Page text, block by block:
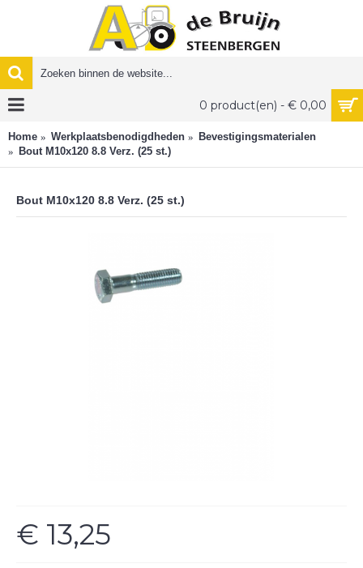
0 product(en) - € 0,00
Home Werkplaatsbenodigdheden
Bevestigingsmaterialen
Bout M10x120 8.8 Verz. (25 st.)
Bout M10x120 8.8 Verz. (25 st.)
€ 13,25